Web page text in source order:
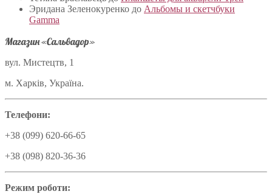
Эридана Зеленокуренко до Альбомы и скетчбуки
Gamma
Магазин «Сальвадор»
вул. Мистецтв, 1
м. Харків, Україна.
Телефони:
+38 (099) 620-66-65
+38 (098) 820-36-36
Режим роботи: